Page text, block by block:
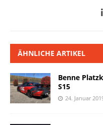
ÄHNLICHE ARTIKEL
Benne
S15
24. Januar